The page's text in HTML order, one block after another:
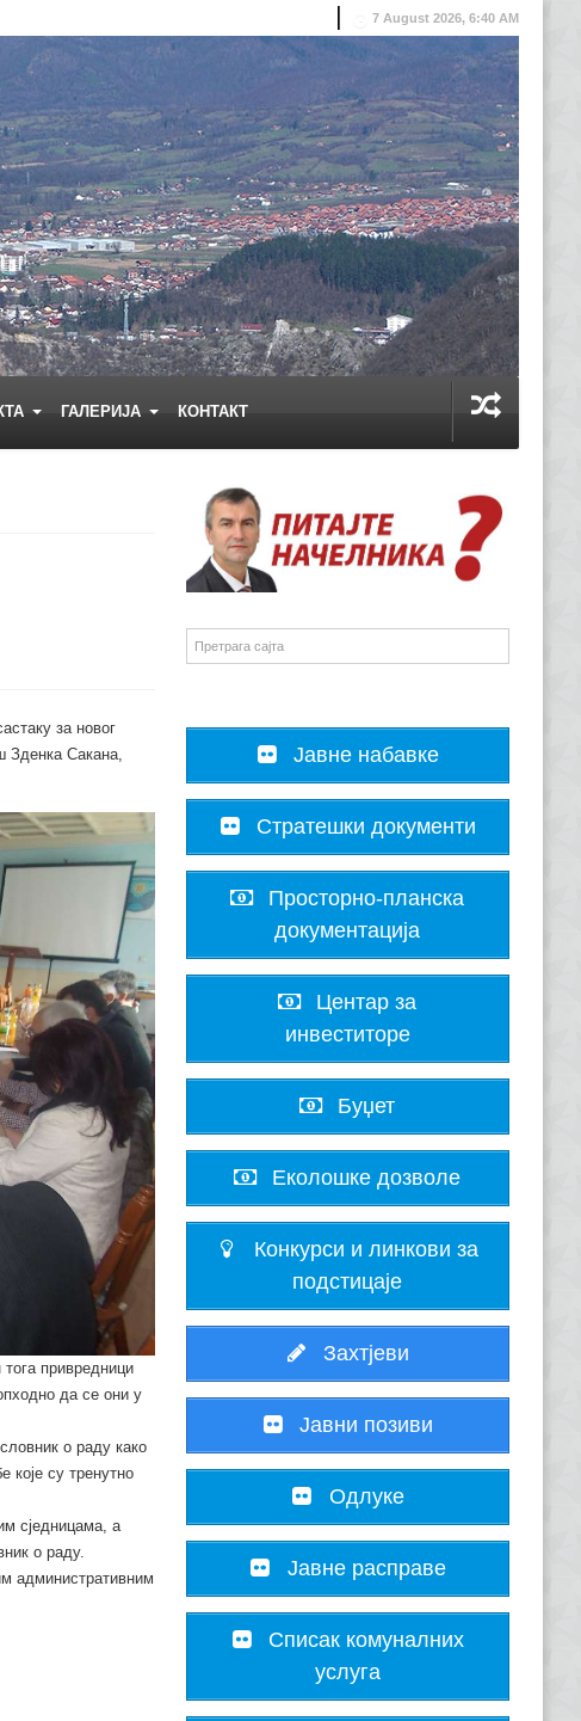
7 August 2026, 6:40 AM
ГАЛЕРИЈА КОНТАКТ
за новог
Зденка Сакана,
привредници
да се они у
о раду како
које су тренутно
сједницама, а
о раду.
административним
Јавне набавке
Стратешки документи
Просторно-планска
документација
Центар за
инвеститоре
Буџет
Еколошке дозволе
Конкурси и линкови за
подстицаје
Захтјеви
Јавни позиви
Одлуке
Јавне расправе
Списак комуналних
услуга